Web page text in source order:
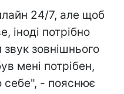
24/7, але щоб
іноді потрібно
зовнішнього
мені потрібен,
себе", - пояснює